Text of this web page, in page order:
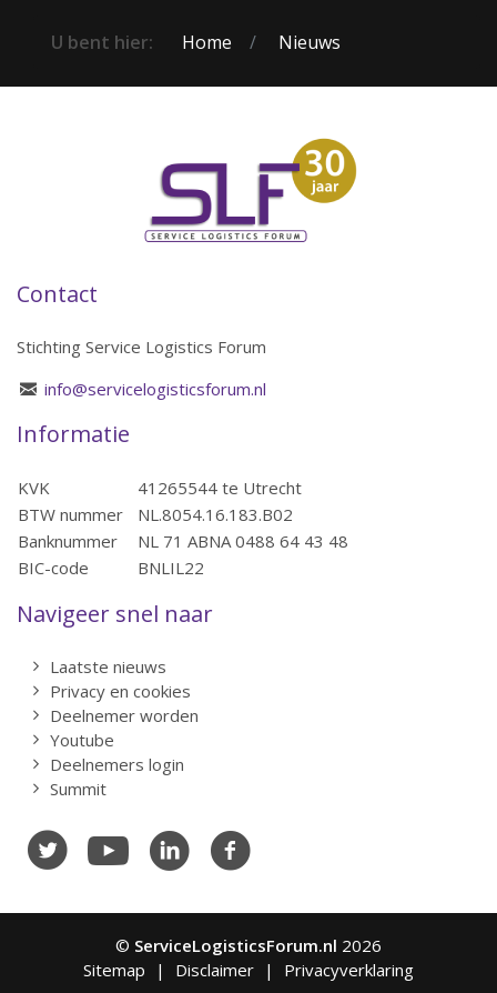
U bent hier: Home Nieuws
Contact
Stichting Service Logistics Forum
info@servicelogisticsforum.nl
Informatie
KVK
41265544 te Utrecht
BTW nummer
NL.8054.16.183.B02
Banknummer
NL 71 ABNA 0488 64 43 48
BIC-code
BNLIL22
Navigeer snel naar
Laatste nieuws
Privacy en cookies
Deelnemer worden
Youtube
Deelnemers login
Summit
© ServiceLogisticsForum.nl 2026
Sitemap
Disclaimer Privacyverklaring